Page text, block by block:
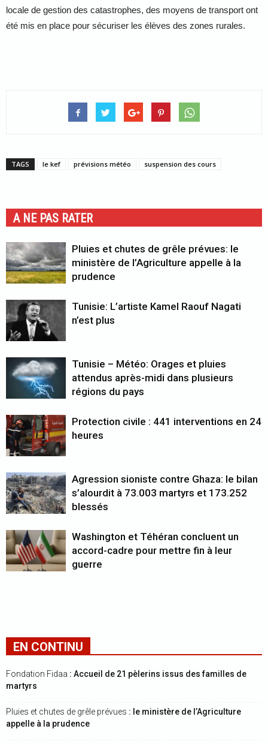
locale de gestion des catastrophes, des moyens de transport ont
été mis en place pour sécuriser les élèves des zones rurales.
TAGS le kef prévisions météo suspension des cours
A NE PAS RATER
Pluies et chutes de grêle prévues: le
ministère de l’Agriculture appelle à la
prudence
Tunisie: L’artiste Kamel Raouf Nagati
n’est plus
Tunisie – Météo: Orages et pluies
attendus après-midi dans plusieurs
régions du pays
Protection civile : 441 interventions en 24
heures
Agression sioniste contre Ghaza: le bilan
s’alourdit à 73.003 martyrs et 173.252
blessés
Washington et Téhéran concluent un
accord-cadre pour mettre fin à leur
guerre
EN CONTINU
Fondation Fidaa : Accueil de 21 pèlerins issus des familles de
martyrs
Pluies et chutes de grêle prévues : le ministère de l’Agriculture
appelle à la prudence